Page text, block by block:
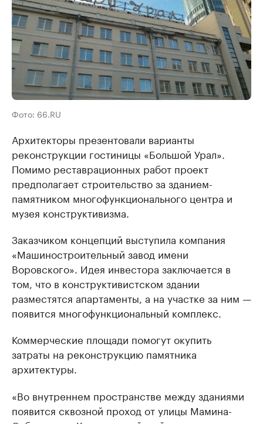
Фото: 66.RU
Архитекторы презентовали варианты
реконструкции гостиницы «Большой Урал».
Помимо реставрационных работ проект
предполагает строительство за зданием-
памятником многофункционального центра и
музея конструктивизма.
Заказчиком концепций выступила компания
«Машиностроительный завод имени
Воровского». Идея инвестора заключается в
том, что в конструктивистском здании
разместятся апартаменты, а на участке за ним —
появится многофункциональный комплекс.
Коммерческие площади помогут окупить
затраты на реконструкцию памятника
архитектуры.
«Во внутреннем пространстве между зданиями
появится сквозной проход от улицы Мамина-